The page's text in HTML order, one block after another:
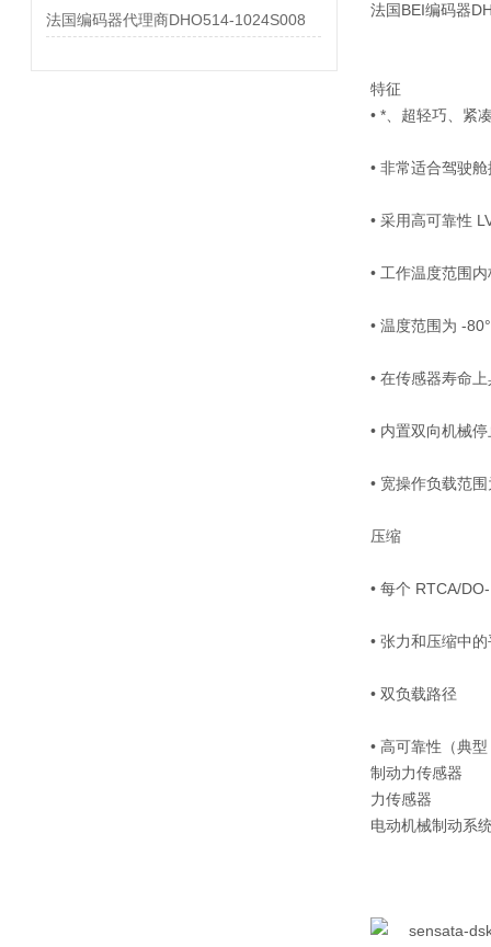
法国编码器代理商DHO514-1024S008
法国BEI编码器
特征
• *、超轻巧、紧
• 非常适合驾驶
• 采用高可靠性
• 工作温度范围
• 温度范围为 -
• 在传感器寿命
• 内置双向机械停
• 宽操作负载范
压缩
• 每个 RTCA/
• 张力和压缩中
• 双负载路径
• 高可靠性（典
制动力传感器
力传感器
电动机械制动系